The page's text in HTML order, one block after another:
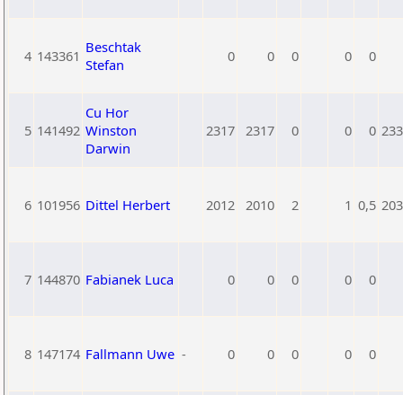
4 143361 Beschtak
Stefan
0 0 0 0 0
5 141492
Cu Hor
Winston
Darwin
2317 2317 0 0 0
6 101956 Dittel Herbert 2012 2010 2 1 0,5
7 144870 Fabianek Luca 0 0 0 0 0
8 147174 Fallmann Uwe - 0 0 0 0 0